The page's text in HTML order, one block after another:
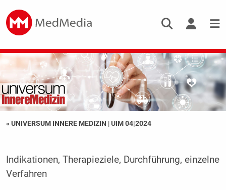
« UNIVERSUM INNERE MEDIZIN |UIM 04|2024
Indikationen, Therapieziele, Durchführung, einzelne
Verfahren